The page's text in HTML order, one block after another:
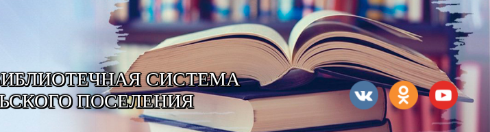
СИСТЕМА
ПОСЕЛЕНИЯ